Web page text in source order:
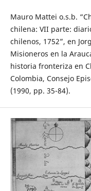
Mauro Mattei o.s.b.
chilena: VII parte:
chilenos, 1752”, en
Misioneros en la
historia fronteriza en
Colombia, Consejo
(1990, pp. 35-84).